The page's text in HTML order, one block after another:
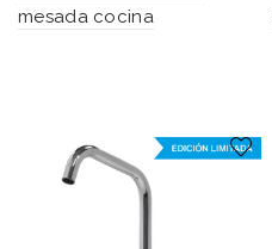
mesada cocina